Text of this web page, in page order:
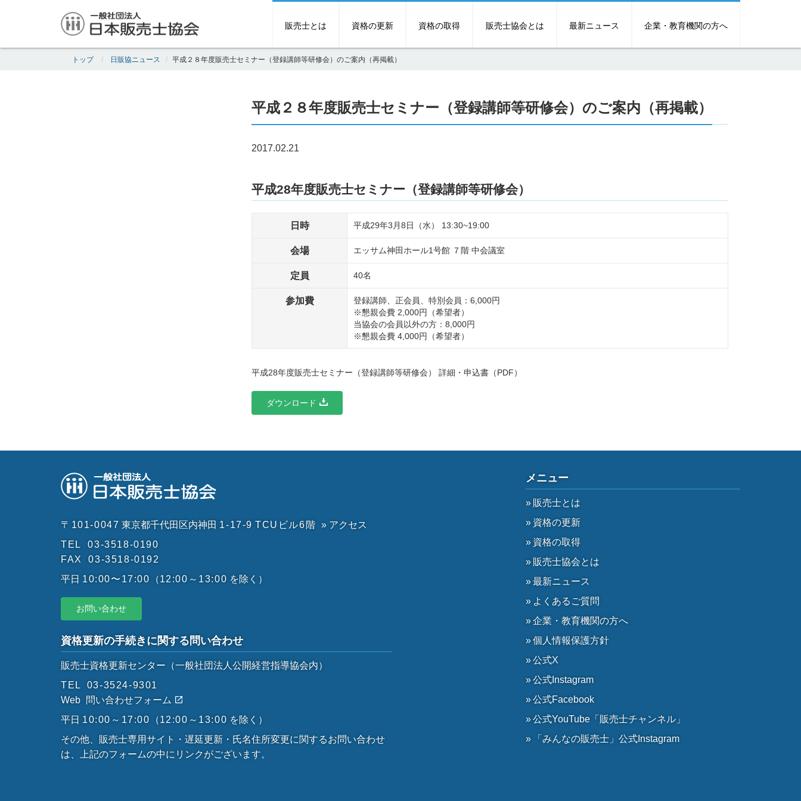
販売士とは 資格の更新 資格の取得 販売士協会とは 最新ニュース 企業・教育機関の方へ
トップ 日販協ニュース 平成２８年度販売士セミナー（登録講師等研修会）のご案内（再掲載）
平成２８年度販売士セミナー（登録講師等研修会）のご案内（再掲載）
2017.02.21
平成28年度販売士セミナー（登録講師等研修会）
日時 平成29年3月8日（水） 13:30~19:00
会場 エッサム神田ホール1号館 ７階 中会議室
定員 40名
参加費
登録講師、正会員、特別会員：6,000円
※懇親会費 2,000円（希望者）
当協会の会員以外の方：8,000円
※懇親会費 4,000円（希望者）
平成28年度販売士セミナー（登録講師等研修会） 詳細・申込書（PDF）
ダウンロード
〒101-0047 東京都千代田区内神田 1-17-9 TCUビル6階
» アクセス
TEL
03-3518-0190
FAX
03-3518-0192
平日 10:00〜17:00 （12:00～13:00 を除く）
お問い合わせ
資格更新の手続きに関する問い合わせ
販売士資格更新センター （一般社団法人公開経営指導協会内）
TEL
03-3524-9301
Web
問い合わせフォーム
平日 10:00～17:00 （12:00～13:00 を除く）
その他、販売士専用サイト・遅延更新・氏名住所変更に関するお問い合わせ
は、上記のフォームの中にリンクがございます。
メニュー
販売士とは
資格の更新
資格の取得
販売士協会とは
最新ニュース
よくあるご質問
企業・教育機関の方へ
個人情報保護方針
公式X
公式Instagram
公式Facebook
公式YouTube「販売士チャンネル」
「みんなの販売士」公式Instagram